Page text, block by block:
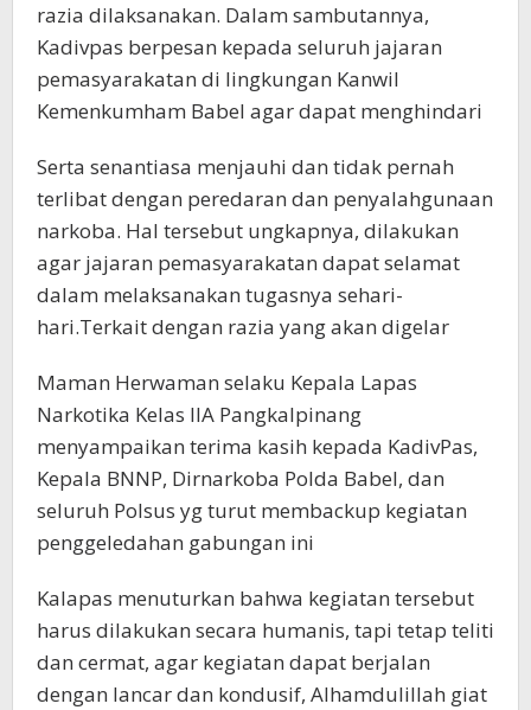
razia dilaksanakan. Dalam sambutannya,
Kadivpas berpesan kepada seluruh jajaran
pemasyarakatan di lingkungan Kanwil
Kemenkumham Babel agar dapat menghindari
Serta senantiasa menjauhi dan tidak pernah
terlibat dengan peredaran dan penyalahgunaan
narkoba. Hal tersebut ungkapnya, dilakukan
agar jajaran pemasyarakatan dapat selamat
dalam melaksanakan tugasnya sehari-
hari.Terkait dengan razia yang akan digelar
Maman Herwaman selaku Kepala Lapas
Narkotika Kelas IIA Pangkalpinang
menyampaikan terima kasih kepada KadivPas,
Kepala BNNP, Dirnarkoba Polda Babel, dan
seluruh Polsus yg turut membackup kegiatan
penggeledahan gabungan ini
Kalapas menuturkan bahwa kegiatan tersebut
harus dilakukan secara humanis, tapi tetap teliti
dan cermat, agar kegiatan dapat berjalan
dengan lancar dan kondusif, Alhamdulillah giat